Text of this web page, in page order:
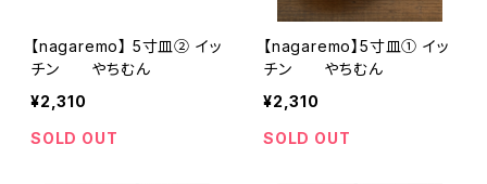
【nagaremo】 5寸皿② イッ
チン やちむん
¥2,310
SOLD OUT
【nagaremo】5寸皿① イッ
チン やちむん
¥2,310
SOLD OUT